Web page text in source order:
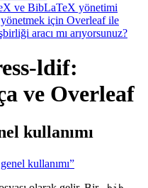
ve BibLaTeX yönetimi
yönetmek için Overleaf ile
aracı mı arıyorsunuz?
ldif:
ve Overleaf
kullanımı
kullanımı”